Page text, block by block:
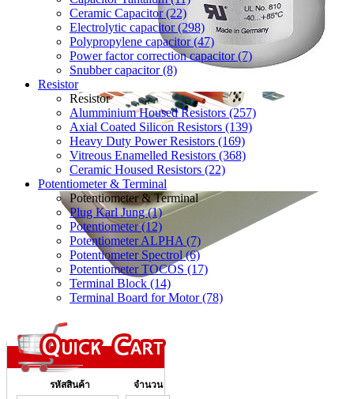
Ceramic Capacitor (22)
Electrolytic capacitor (298)
Polypropylene capacitor (47)
Power factor correction capacitor (7)
Snubber capacitor (8)
Resistor
Resistor
Alumminium Housed Resistors (257)
Axial Coated Silicon Resistors (139)
Heavy Duty Power Resistors (169)
Vitreous Enamelled Resistors (368)
Ceramic Housed Resistors (22)
Potentiometer & Terminal
Potentiometer & Terminal
Plug Karl Jung (1)
Potentiometer (12)
Potentiometer ALPHA (7)
Potentiometer Spectrol (6)
Potentiometer TOCOS (17)
Terminal Block (14)
Terminal Board for Motor (78)
รหัสสินค้า จำนวน